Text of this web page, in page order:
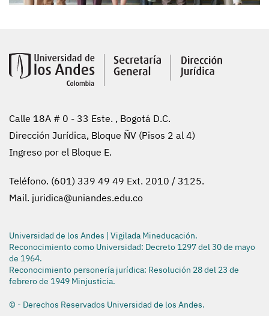
Calle 18A # 0 - 33 Este. , Bogotá D.C.
Dirección Jurídica, Bloque ÑV (Pisos 2 al 4)
Ingreso por el Bloque E.
Teléfono. (601) 339 49 49 Ext. 2010 / 3125.
Mail. juridica@uniandes.edu.co
Universidad de los Andes | Vigilada Mineducación.
Reconocimiento como Universidad: Decreto 1297 del 30 de mayo
de 1964.
Reconocimiento personería jurídica: Resolución 28 del 23 de
febrero de 1949 Minjusticia.
© - Derechos Reservados Universidad de los Andes.